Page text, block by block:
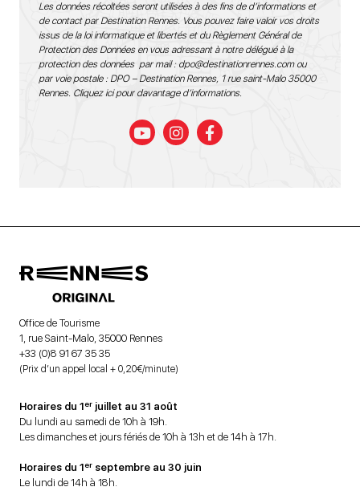
Les données récoltées seront utilisées à des fins de d’informations et
de contact par Destination Rennes. Vous pouvez faire valoir vos droits
issus de la loi informatique et libertés et du Règlement Général de
Protection des Données en vous adressant à notre délégué à la
protection des données par mail : dpo@destinationrennes.comou
par voie postale : DPO – Destination Rennes, 1 rue saint-Malo 35000
Rennes. Cliquez ici pour davantage d’informations.
Office de Tourisme
1, rue Saint-Malo, 35000 Rennes
+33 (0)8 91 67 35 35
(Prix d’un appel local + 0,20€/minute)
Horaires du 1er juillet au 31 août
Du lundi au samedi de 10h à 19h.
Les dimanches et jours fériés de 10h à 13h et de 14h à 17h.
Horaires du 1er septembre au 30 juin
Le lundi de 14h à 18h.